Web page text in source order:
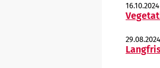
16.10.2024
29.08.2024